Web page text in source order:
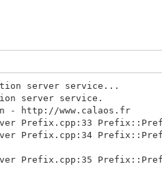
server service...
server service.
- http://www.calaos.fr
Prefix.cpp:33
Prefix.cpp:34
Prefix.cpp:35